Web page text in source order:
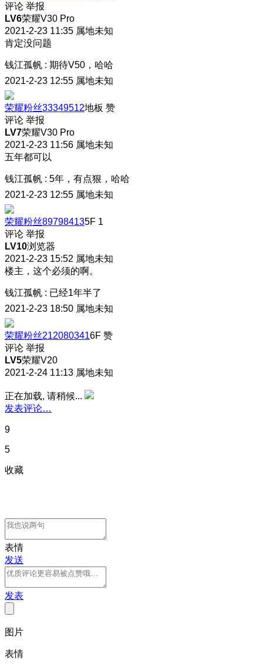
评论 举报
LV6荣耀V30 Pro
2021-2-23 11:35 属地未知
肯定没问题
钱江孤帆 : 期待V50，哈哈
2021-2-23 12:55 属地未知
荣耀粉丝33349512地板 赞
评论 举报
LV7荣耀V30 Pro
2021-2-23 11:56 属地未知
五年都可以
钱江孤帆 : 5年，有点狠，哈哈
2021-2-23 12:55 属地未知
荣耀粉丝897984135F 1
评论 举报
LV10浏览器
2021-2-23 15:52 属地未知
楼主，这个必须的啊。
钱江孤帆 : 已经1年半了
2021-2-23 18:50 属地未知
荣耀粉丝2120803416F 赞
评论 举报
LV5荣耀V20
2021-2-24 11:13 属地未知
正在加载, 请稍候...
发表评论…
9
5
收藏
表情
发送
发表
图片
表情